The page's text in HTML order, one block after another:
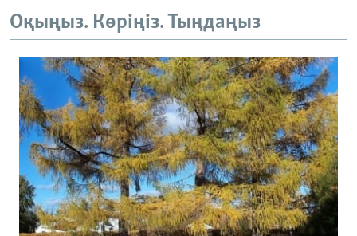
Оқыңыз. Көріңіз. Тыңдаңыз